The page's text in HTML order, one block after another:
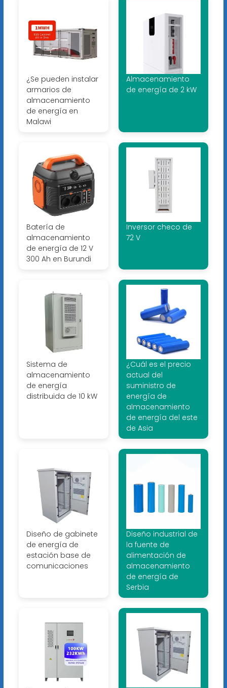
¿Se pueden instalar
armarios de
almacenamiento
de energía en
Malawi
Almacenamiento
de energía de 2 kW
Batería de
almacenamiento
de energía de 12 V
300 Ah en Burundi
Inversor checo de
72 V
Sistema de
almacenamiento
de energía
distribuida de 10 kW
¿Cuál es el precio
actual del
suministro de
energía de
almacenamiento
de energía del este
de Asia
Diseño de gabinete
de energía de
estación base de
comunicaciones
Diseño industrial de
la fuente de
alimentación de
almacenamiento
de energía de
Serbia